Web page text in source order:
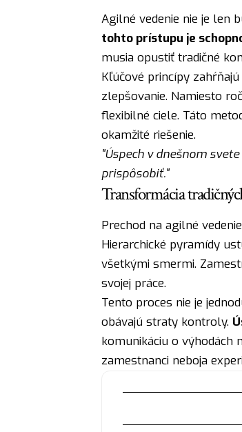
Agilné vedenie nie je len
tohto prístupu je
musia opustiť tradičné
Kľúčové princípy
zlepšovanie. Namiesto
flexibilné ciele. Táto
okamžité riešenie.
"Úspech v dnešnom
prispôsobiť."
Transformácia
Prechod na agilné
Hierarchické pyramídy
všetkými smermi.
svojej práce.
Tento proces nie je
obávajú straty kontroly.
komunikáciu o výhodách
zamestnanci neboja